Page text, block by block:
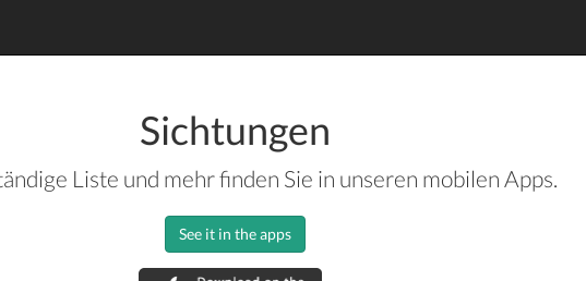
Sichtungen
Liste und mehr finden Sie in unseren mobilen Apps.
See it in the apps